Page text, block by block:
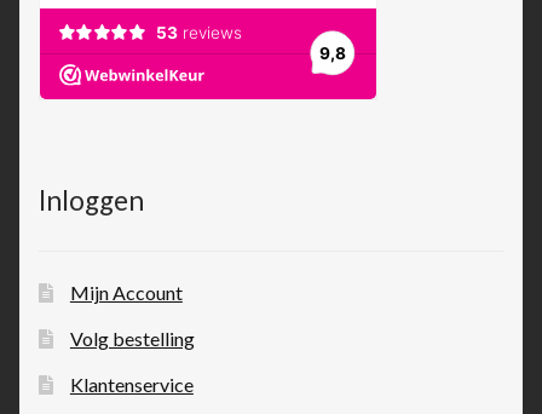
Inloggen
Mijn Account
Volg bestelling
Klantenservice